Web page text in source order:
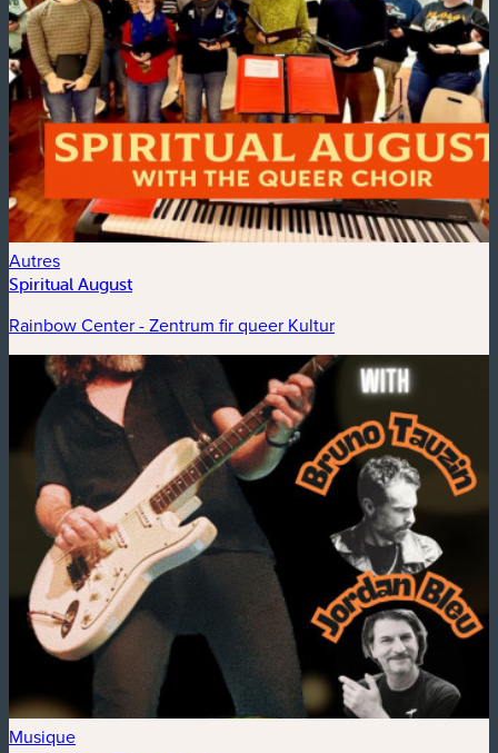
Autres
Spiritual August
Rainbow Center - Zentrum fir queer Kultur
Musique